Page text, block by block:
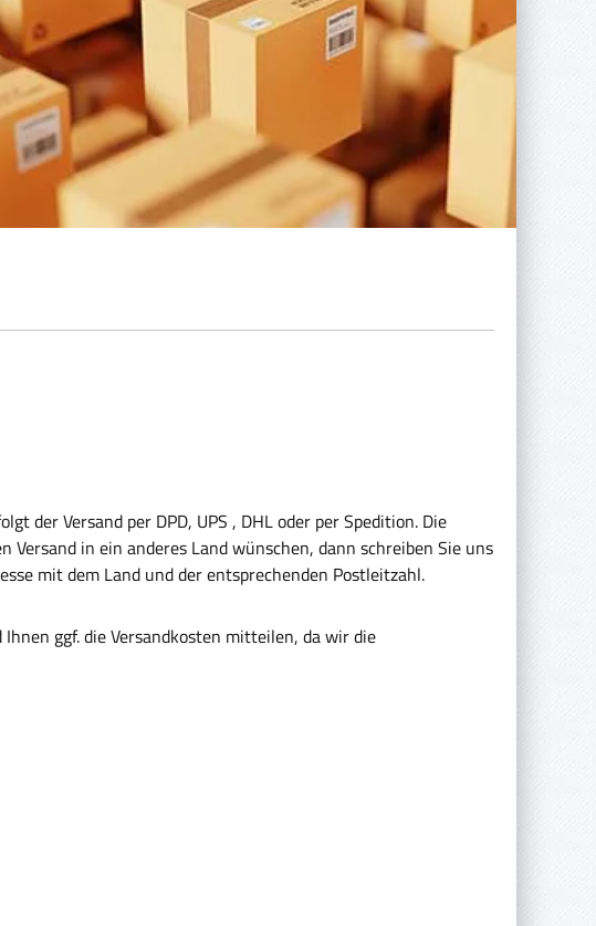
der Versand per DPD, UPS , DHL oder per Spedition. Die
in ein anderes Land wünschen, dann schreiben Sie uns
mit dem Land und der entsprechenden Postleitzahl.
ggf. die Versandkosten mitteilen, da wir die